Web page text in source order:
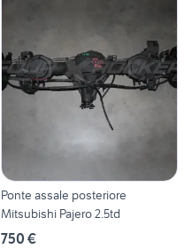
Ponte assale posteriore
Mitsubishi Pajero 2.5td
750 €